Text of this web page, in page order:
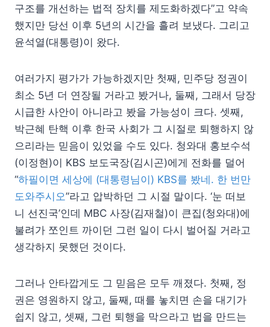
구조를 개선하는 법적 장치를 제도화하겠다”고 약속
했지만 당선 이후 5년의 시간을 흘려 보냈다. 그리고
윤석열(대통령)이 왔다.
여러가지 평가가 가능하겠지만 첫째, 민주당 정권이
최소 5년 더 연장될 거라고 봤거나, 둘째, 그래서 당장
시급한 사안이 아니라고 봤을 가능성이 크다. 셋째,
박근혜 탄핵 이후 한국 사회가 그 시절로 퇴행하지 않
으리라는 믿음이 있었을 수도 있다. 청와대 홍보수석
(이정현)이 KBS 보도국장(김시곤)에게 전화를 덜어
“하필이면 세상에 (대통령님이) KBS를 봤네. 한 번만
도와주시오”라고 압박하던 그 시절 말이다. ‘눈 떠보
니 선진국’인데 MBC 사장(김재철)이 큰집(청와대)에
불려가 쪼인트 까이던 그런 일이 다시 벌어질 거라고
생각하지 못했던 것이다.
그러나 안타깝게도 그 믿음은 모두 깨졌다. 첫째, 정
권은 영원하지 않고, 둘째, 때를 놓치면 손을 대기가
쉽지 않고, 셋째, 그런 퇴행을 막으라고 법을 만드는